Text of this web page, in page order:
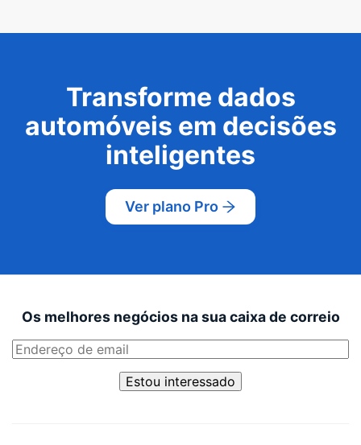
Transforme dados
automóveis em decisões
inteligentes
Ver plano Pro
Os melhores negócios na sua caixa de correio
Estou interessado